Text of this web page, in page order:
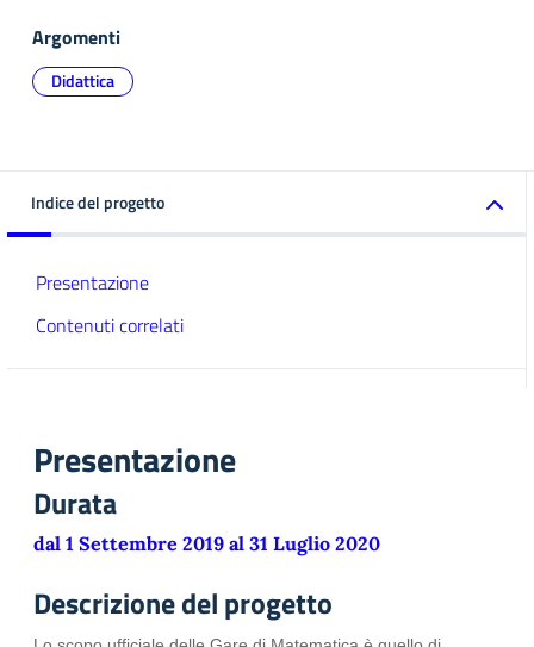
Argomenti
Didattica
Indice del progetto
Presentazione
Contenuti correlati
Presentazione
Durata
dal 1 Settembre 2019 al 31 Luglio 2020
Descrizione del progetto